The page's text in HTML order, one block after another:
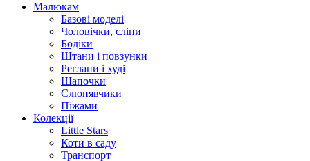
Малюкам
Базові моделі
Чоловічки, сліпи
Бодіки
Штани і повзунки
Реглани і худі
Шапочки
Слюнявчики
Піжами
Колекції
Little Stars
Коти в саду
Транспорт